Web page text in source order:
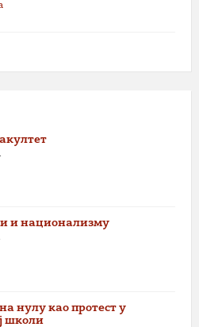
и национализму
нулу као протест у
школи